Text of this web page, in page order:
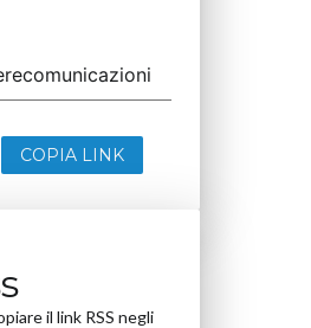
COPIA LINK
il link RSS negli